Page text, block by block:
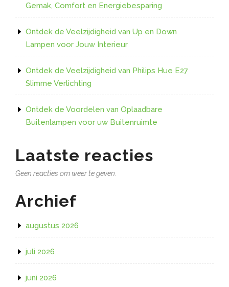
Gemak, Comfort en Energiebesparing
Ontdek de Veelzijdigheid van Up en Down
Lampen voor Jouw Interieur
Ontdek de Veelzijdigheid van Philips Hue E27
Slimme Verlichting
Ontdek de Voordelen van Oplaadbare
Buitenlampen voor uw Buitenruimte
Laatste reacties
Geen reacties om weer te geven.
Archief
augustus 2026
juli 2026
juni 2026